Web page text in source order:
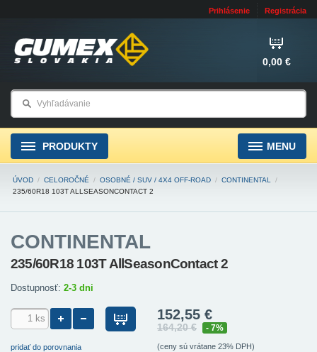
Prihlásenie Registrácia
0,00 €
PRODUKTY MENU
ÚVOD / CELOROČNÉ / OSOBNÉ / SUV / 4X4 OFF-ROAD / CONTINENTAL
/
235/60R18 103T ALLSEASONCONTACT 2
CONTINENTAL
235/60R18 103T AllSeasonContact 2
Dostupnosť: 2-3 dni
pridať do porovnania
152,55 €
164,20 € - 7%
(ceny sú vrátane 23% DPH)